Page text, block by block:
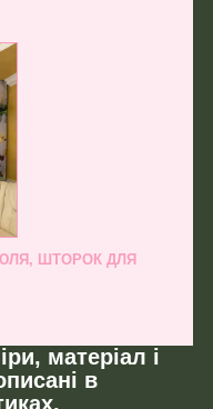
ШТОРОК ДЛЯ
матеріал і
в